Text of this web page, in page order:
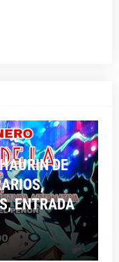
DE
ENTRADA